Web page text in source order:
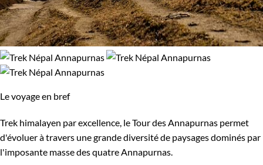
Le voyage en bref
Trek himalayen par excellence, le Tour des Annapurnas permet
d'évoluer à travers une grande diversité de paysages dominés par
l'imposante masse des quatre Annapurnas.